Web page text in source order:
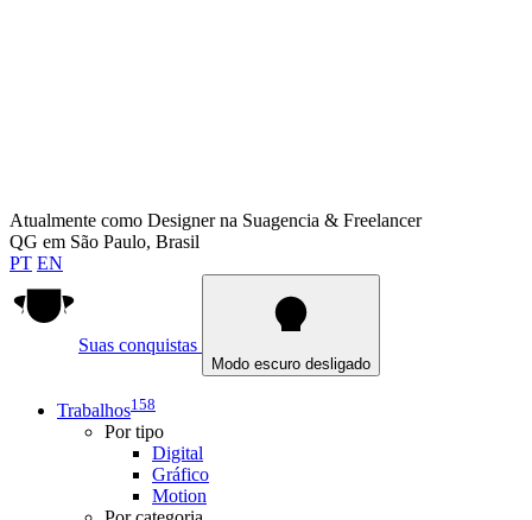
Atualmente como Designer na Suagencia & Freelancer
QG em São Paulo, Brasil
PT EN
Suas conquistas
Modo escuro desligado
Trabalhos158
Por tipo
Digital
Gráfico
Motion